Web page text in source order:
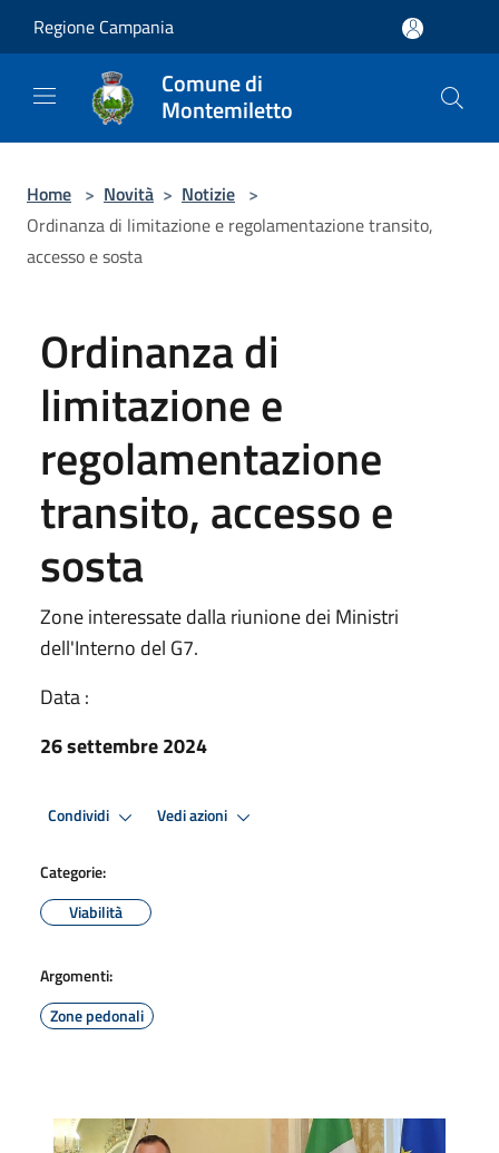
Regione Campania
Comune di
Montemiletto
Home > Novità > Notizie >
Ordinanza di limitazione e regolamentazione transito,
accesso e sosta
Ordinanza di
limitazione e
regolamentazione
transito, accesso e
sosta
Zone interessate dalla riunione dei Ministri
dell'Interno del G7.
Data :
26 settembre 2024
Condividi Vedi azioni
Categorie:
Viabilità
Argomenti:
Zone pedonali